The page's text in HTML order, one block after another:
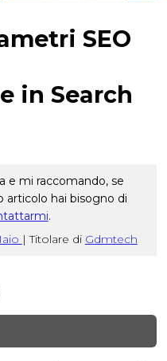
SEO
in Search
e mi raccomando, se
articolo hai bisogno di
.
| Titolare di Gdmtech